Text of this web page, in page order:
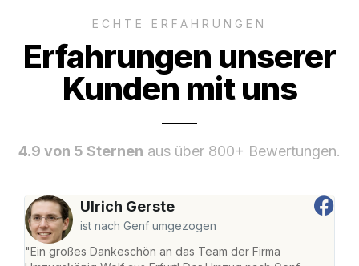
ECHTE ERFAHRUNGEN
Erfahrungen unserer
Kunden mit uns
4.9 von 5 Sternen aus über 800+ Bewertungen.
Ulrich Gerste
ist nach Genf umgezogen
"Ein großes Dankeschön an das Team der Firma